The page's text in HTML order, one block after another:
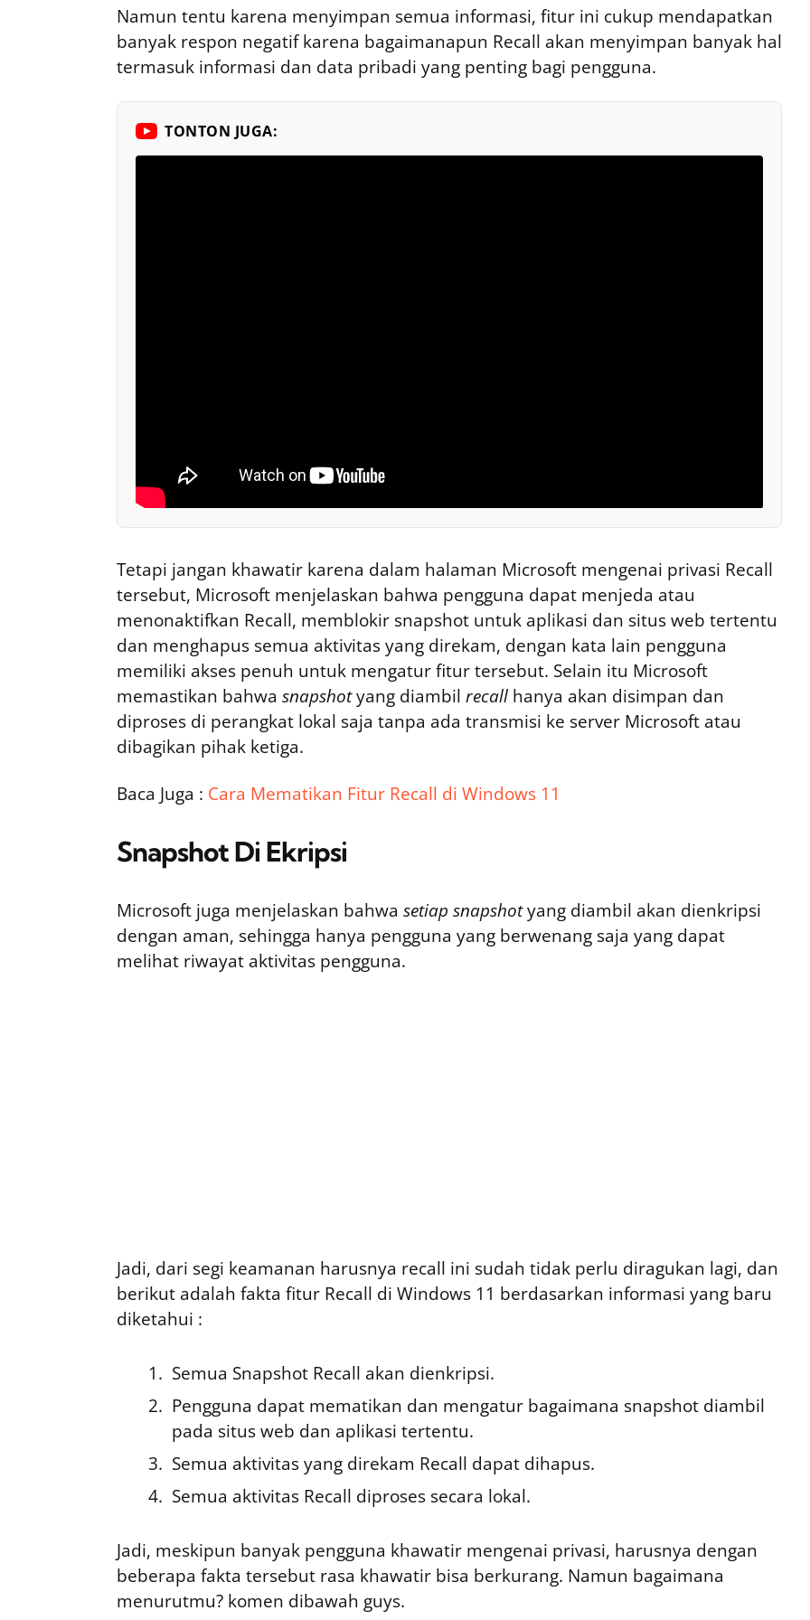
Namun tentu karena menyimpan semua informasi, fitur ini cukup mendapatkan
banyak respon negatif karena bagaimanapun Recall akan menyimpan banyak hal
termasuk informasi dan data pribadi yang penting bagi pengguna.
TONTON JUGA:
Tetapi jangan khawatir karena dalam halaman Microsoft mengenai privasi Recall
tersebut, Microsoft menjelaskan bahwa pengguna dapat menjeda atau
menonaktifkan Recall, memblokir snapshot untuk aplikasi dan situs web tertentu
dan menghapus semua aktivitas yang direkam, dengan kata lain pengguna
memiliki akses penuh untuk mengatur fitur tersebut. Selain itu Microsoft
memastikan bahwa snapshotyang diambil recall hanya akan disimpan dan
diproses di perangkat lokal saja tanpa ada transmisi ke server Microsoft atau
dibagikan pihak ketiga.
Baca Juga : Cara Mematikan Fitur Recall di Windows 11
Snapshot Di Ekripsi
Microsoft juga menjelaskan bahwa setiap snapshotyang diambil akan dienkripsi
dengan aman, sehingga hanya pengguna yang berwenang saja yang dapat
melihat riwayat aktivitas pengguna.
Jadi, dari segi keamanan harusnya recall ini sudah tidak perlu diragukan lagi, dan
berikut adalah fakta fitur Recall di Windows 11 berdasarkan informasi yang baru
diketahui :
Semua Snapshot Recall akan dienkripsi.
Pengguna dapat mematikan dan mengatur bagaimana snapshot diambil
pada situs web dan aplikasi tertentu.
Semua aktivitas yang direkam Recall dapat dihapus.
Semua aktivitas Recall diproses secara lokal.
Jadi, meskipun banyak pengguna khawatir mengenai privasi, harusnya dengan
beberapa fakta tersebut rasa khawatir bisa berkurang. Namun bagaimana
menurutmu? komen dibawah guys.